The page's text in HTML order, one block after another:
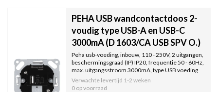
PEHA USB wandcontactdoos 2-
voudig type USB-A en USB-C
3000mA (D 1603/CA USB SPV O.)
Peha usb-voeding, inbouw, 110 - 250V, 2 uitgangen,
beschermingsgraad (IP) IP20, frequentie 50 - 60Hz,
max. uitgangsstroom 3000mA, type USB voeding
AC, uitgangsspanning 9V, zonder centraalplaat.
Verwachte levertijd 1-2 weken
0 op voorraad